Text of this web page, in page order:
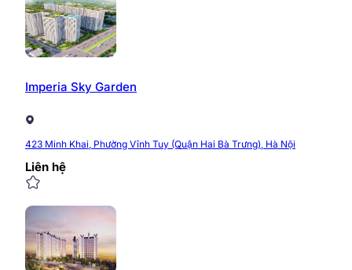
Imperia Sky Garden
423 Minh Khai, Phường Vĩnh Tuy (Quận Hai Bà Trưng), Hà Nội
Liên hệ